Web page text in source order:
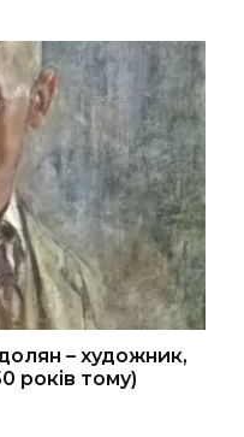
– художник,
років тому)